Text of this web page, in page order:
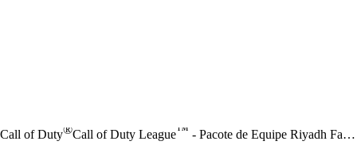
Call of Duty®Call of Duty League™ - Pacote de Equipe Riyadh Falcons 2026